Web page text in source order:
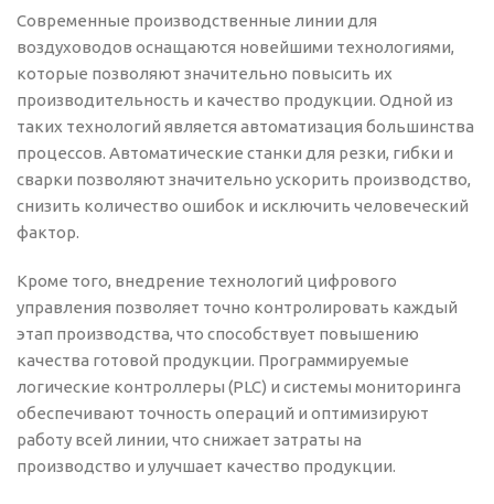
Современные производственные линии для
воздуховодов оснащаются новейшими технологиями,
которые позволяют значительно повысить их
производительность и качество продукции. Одной из
таких технологий является автоматизация большинства
процессов. Автоматические станки для резки, гибки и
сварки позволяют значительно ускорить производство,
снизить количество ошибок и исключить человеческий
фактор.
Кроме того, внедрение технологий цифрового
управления позволяет точно контролировать каждый
этап производства, что способствует повышению
качества готовой продукции. Программируемые
логические контроллеры (PLC) и системы мониторинга
обеспечивают точность операций и оптимизируют
работу всей линии, что снижает затраты на
производство и улучшает качество продукции.